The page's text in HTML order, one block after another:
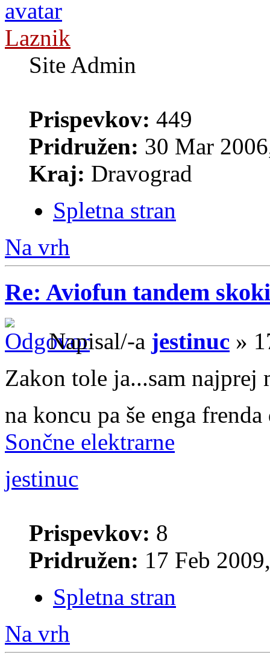
Laznik
Site Admin
Prispevkov: 449
Pridružen: 30 Mar
Kraj: Dravograd
Spletna stran
Na vrh
Re: Aviofun tandem skoki
Napisal/-a jestinuc »
Zakon tole ja...sam najprej
na koncu pa še enga
Sončne elektrarne
jestinuc
Prispevkov: 8
Pridružen: 17 Feb
Spletna stran
Na vrh